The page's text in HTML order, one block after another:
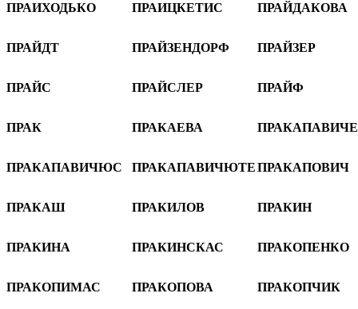
ПРАИХОДЬКО ПРАИЦКЕТИС ПРАЙДАКОВА
ПРАЙДТ ПРАЙЗЕНДОРФ ПРАЙЗЕР
ПРАЙС ПРАЙСЛЕР ПРАЙФ
ПРАК ПРАКАЕВА
ПРАКАПАВИЧЮС ПРАКАПАВИЧЮТЕПРАКАПОВИЧ
ПРАКАШ ПРАКИЛОВ ПРАКИН
ПРАКИНА ПРАКИНСКАС ПРАКОПЕНКО
ПРАКОПИМАС ПРАКОПОВА ПРАКОПЧИК